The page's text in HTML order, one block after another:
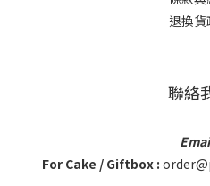
退換
聯絡
For Cake / Giftbox :